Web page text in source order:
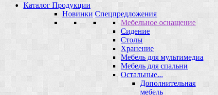
Каталог Продукции
Новинки Спецпредложения
Мебельное оснащение
Сидение
Столы
Хранение
Мебель для мультимедиа
Мебель для спальни
Остальные...
Дополнительная
мебель